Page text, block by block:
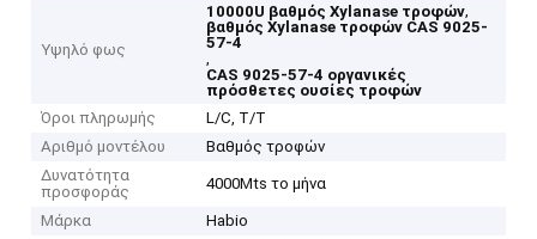
Υψηλό φως
10000U βαθμός Xylanase τροφών,
βαθμός Xylanase τροφών CAS 9025-
57-4
,
CAS 9025-57-4 οργανικές
πρόσθετες ουσίες τροφών
Όροι πληρωμής
L/C, T/T
Αριθμό μοντέλου
Βαθμός τροφών
Δυνατότητα
προσφοράς
4000Mts το μήνα
Μάρκα Habio